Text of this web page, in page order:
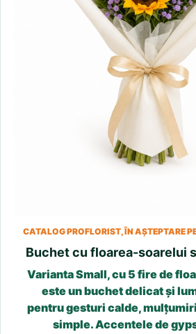
CATALOG PROFLORIST, ÎN AȘTEPTARE
Buchet cu floarea-soarelui
Varianta Small, cu 5 fire de
este un buchet delicat și
pentru gesturi calde,
simple. Accentele de